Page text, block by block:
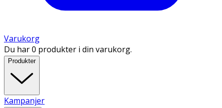
Varukorg
Du har 0 produkter i din varukorg.
Produkter
Kampanjer